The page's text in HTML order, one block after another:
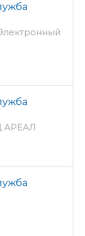
АРЕАЛ